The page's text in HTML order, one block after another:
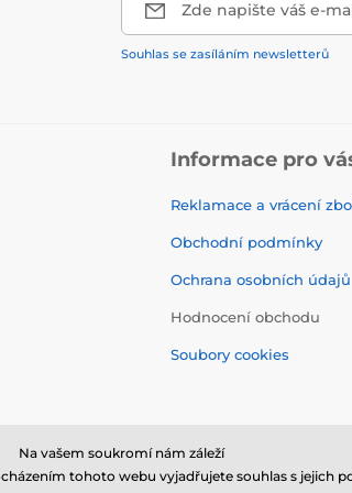
Zde napište váš e-
Souhlas se zasíláním newsletterů
Informace pro
Reklamace a vrácení
Obchodní podmínky
Ochrana osobních údajů
Hodnocení obchodu
Soubory cookies
⦁ E-shop vytvořilaSIMPLIA.cz
Na vašem soukromí nám záleží
tohoto webu vyjadřujete souhlas s jejich